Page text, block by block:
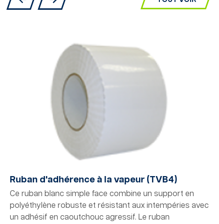
Ruban d'adhérence à la vapeur (TVB4)
Ce ruban blanc simple face combine un support en
polyéthylène robuste et résistant aux intempéries avec
un adhésif en caoutchouc agressif. Le ruban